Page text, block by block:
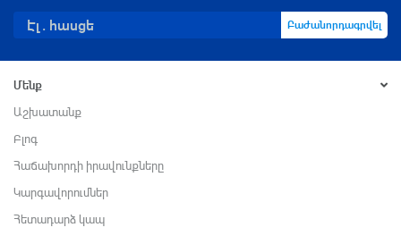
Բաժանորդագրվել
Մենք
Աշխատանք
Բլոգ
Հաճախորդի իրավունքները
Կարգավորումներ
Հետադարձ կապ